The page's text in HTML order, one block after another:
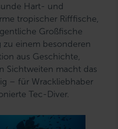
Hart- und
tropischer Rifffische,
Großfische
einem besonderen
aus Geschichte,
Sichtweiten macht das
– für Wrackliebhaber
Tec-Diver.